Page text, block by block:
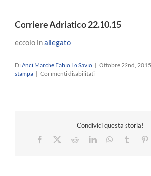
Corriere Adriatico 22.10.15
eccolo inallegato
DiAnci Marche Fabio Lo Savio | Ottobre 22nd, 2015
stampa | Commenti disabilitatisu
Corriere
Condividi questa storia!
Facebook
RedditLinkedInWhatsApp
Tumblr